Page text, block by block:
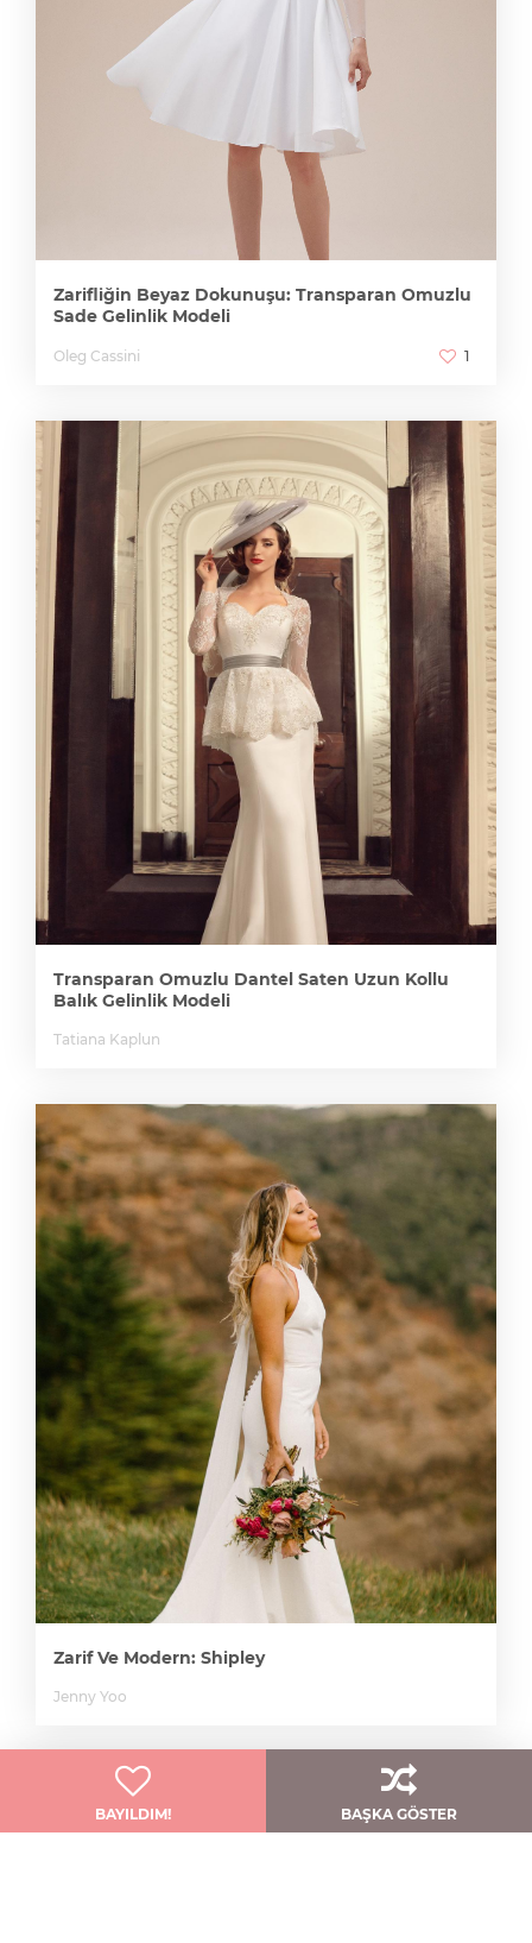
BAYILDIM! BAŞKA GÖSTER
Zarifliğin Beyaz Dokunuşu: Transparan Omuzlu
Sade Gelinlik Modeli
Oleg Cassini 1
Transparan Omuzlu Dantel Saten Uzun Kollu
Balık Gelinlik Modeli
Tatiana Kaplun
Zarif Ve Modern: Shipley
Jenny Yoo